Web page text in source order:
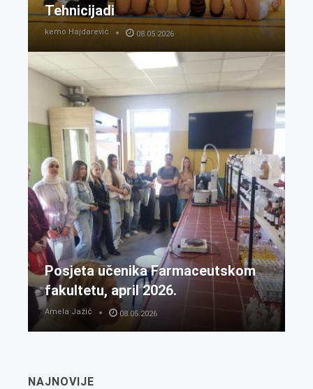
Tehnicijadi
kemo Hajdarević 08.05.2026
Posjeta učenika Farmaceutskom
fakultetu, april 2026.
Amela Jažić 08.05.2026
NAJNOVIJE